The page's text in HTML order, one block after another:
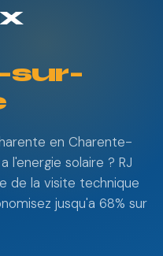
sur-
en Charente-
l'energie solaire ? RJ
de la visite technique
jusqu'a 68% sur